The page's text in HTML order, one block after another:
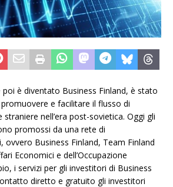
poi è diventato Business Finland, è stato
e facilitare il flusso di
nell’era post-sovietica. Oggi gli
promossi da una rete di
ovvero Business Finland, Team Finland
Economici e dell’Occupazione
i servizi per gli investitori di Business
diretto e gratuito gli investitori